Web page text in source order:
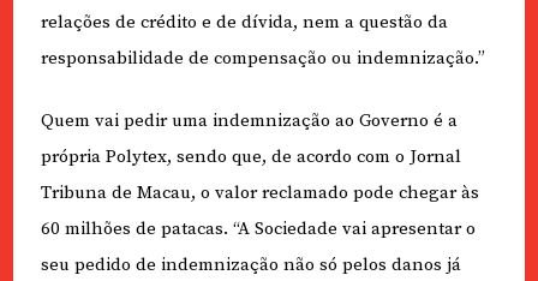
relações de crédito e de dívida, nem a questão da
responsabilidade de compensação ou indemnização.”
Quem vai pedir uma indemnização ao Governo é a
própria Polytex, sendo que, de acordo com o Jornal
Tribuna de Macau, o valor reclamado pode chegar às
60 milhões de patacas. “A Sociedade vai apresentar o
seu pedido de indemnização não só pelos danos já